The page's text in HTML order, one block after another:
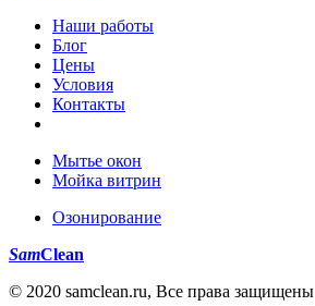
Наши работы
Блог
Цены
Условия
Контакты
Мытье окон
Мойка витрин
Озонирование
SamClean
© 2020 samclean.ru, Все права защищены